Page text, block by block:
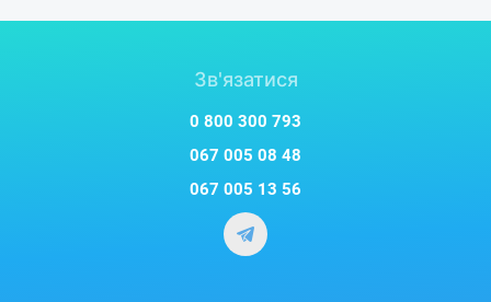
Зв'язатися
0 800 300 793
067 005 08 48
067 005 13 56